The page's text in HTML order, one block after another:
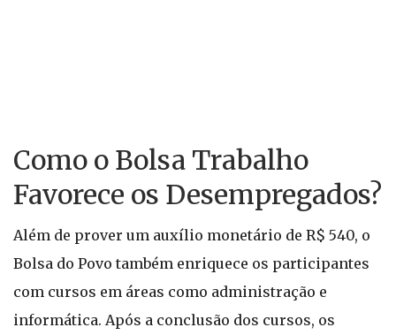
Como o Bolsa Trabalho
Favorece os Desempregados?
Além de prover um auxílio monetário de R$ 540, o
Bolsa do Povo também enriquece os participantes
com cursos em áreas como administração e
informática. Após a conclusão dos cursos, os